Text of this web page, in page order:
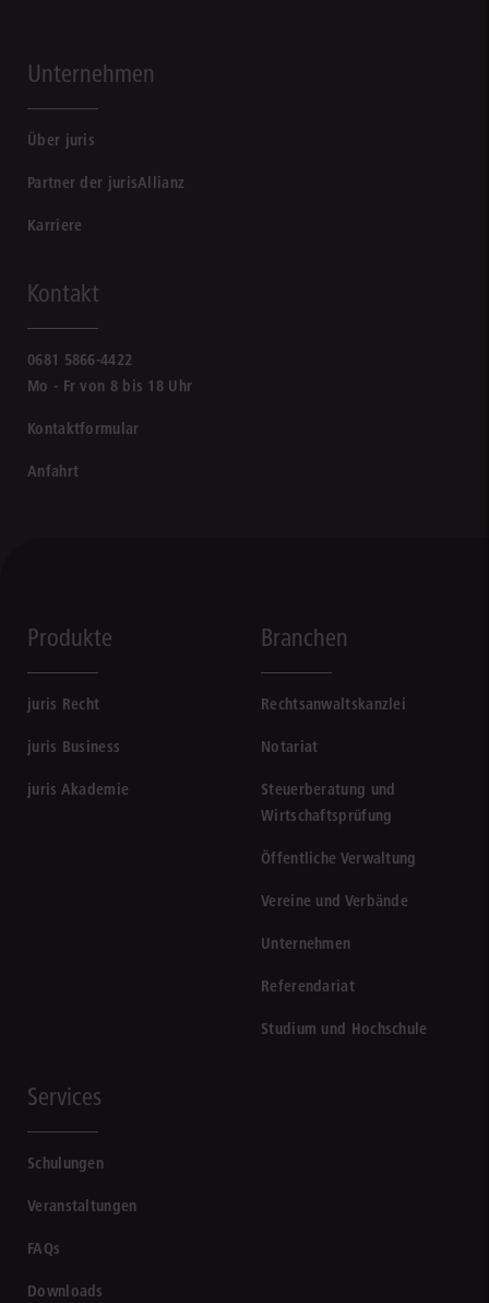
Unternehmen
Über juris
Partner der jurisAllianz
Karriere
Kontakt
0681 5866-4422
Mo - Fr von 8 bis 18 Uhr
Kontaktformular
Anfahrt
Produkte
juris Recht
juris Business
juris Akademie
Branchen
Rechtsanwaltskanzlei
Notariat
Steuerberatung und
Wirtschaftsprüfung
Öffentliche Verwaltung
Vereine und Verbände
Unternehmen
Referendariat
Studium und Hochschule
Services
Schulungen
Veranstaltungen
FAQs
Downloads